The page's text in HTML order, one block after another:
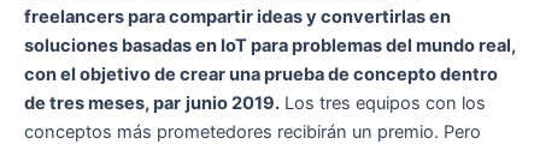
freelancers para compartir ideas y convertirlas en
soluciones basadas en IoT para problemas del mundo real,
con el objetivo de crear una prueba de concepto dentro
de tres meses, par junio 2019. Los tres equipos con los
conceptos más prometedores recibirán un premio. Pero